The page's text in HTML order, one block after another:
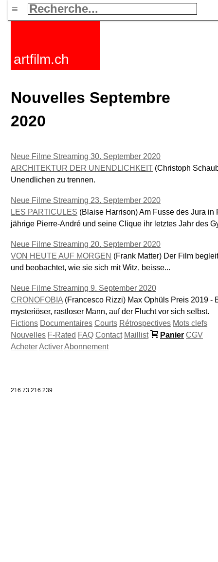
≡
artfilm.ch
Nouvelles Septembre
2020
Neue Filme Streaming 30. September 2020
ARCHITEKTUR DER UNENDLICHKEIT (Christoph
Unendlichen zu trennen.
Neue Filme Streaming 23. September 2020
LES PARTICULES (Blaise Harrison) Am Fusse des Jura
jährige Pierre-André und seine Clique ihr letztes Jahr des
Neue Filme Streaming 20. September 2020
VON HEUTE AUF MORGEN (Frank Matter) Der Film
und beobachtet, wie sie sich mit Witz, beisse...
Neue Filme Streaming 9. September 2020
CRONOFOBIA (Francesco Rizzi) Max Ophüls Preis 2019 -
mysteriöser, rastloser Mann, auf der Flucht vor sich selbst.
Fictions Documentaires Courts Rétrospectives Mots clefs
Nouvelles F-Rated FAQ Contact Maillist Panier CGV
AcheterActiverAbonnement
216.73.216.239